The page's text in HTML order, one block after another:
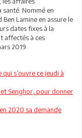
Nommé en
Lamine en assure le
dates fixes à la
affectés à ces
2019.
s’ouvre ce jeudi à
Senghor, pour donner
2020 sa demande